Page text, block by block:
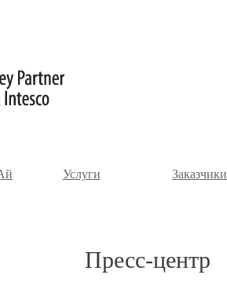
Услуги Заказчики
Пресс-центр